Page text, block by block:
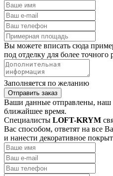
Вы можете вписать сюда
под отделку для более точного
Заполняется по желанию
Отправить заказ
Ваши данные отправлены, наш
ближайшее время.
Специалисты LOFT-KRYM
Вас способом, ответят на все
и нанести декоративное